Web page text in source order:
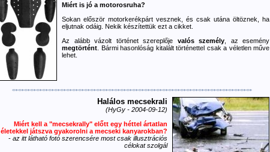
Miért is jó a motorosruha?
Sokan először motorkerékpárt vesznek, és csak utána öltöznek, ha
eljutnak odáig. Nekik készítettük ezt a cikket.
Az alább vázolt történet szereplője valós személy , az esemény
megtörtént . Bármi hasonlóság kitalált történettel csak a véletlen műve
lehet.
Halálos mecsekrali
(HyGy - 2004-09-12)
Miért kell a "mecsekrally" előtt egy héttel ártatlan
életekkel játszva gyakorolni a mecseki kanyarokban?
- az itt látható fotó szerencsére most csak illusztrációs
célokat szolgál